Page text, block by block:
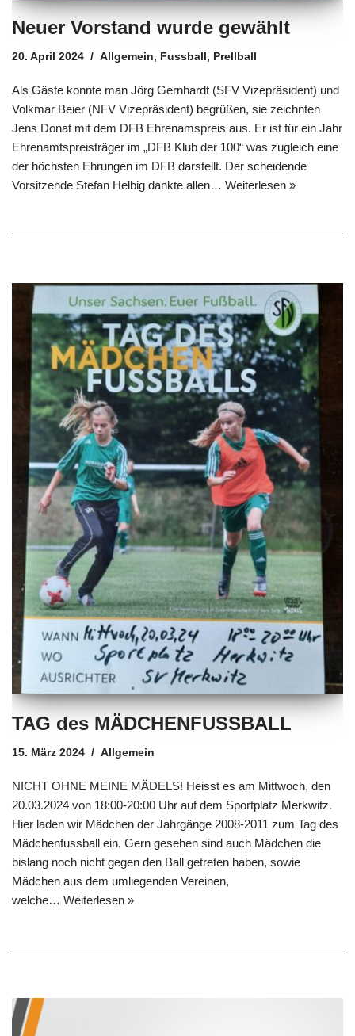
Neuer Vorstand wurde gewählt
20. April 2024 Allgemein, Fussball , Prellball
Als Gäste konnte man Jörg Gernhardt (SFV Vizepräsident) und
Volkmar Beier (NFV Vizepräsident) begrüßen, sie zeichnten
Jens Donat mit dem DFB Ehrenamspreis aus. Er ist für ein Jahr
Ehrenamtspreisträger im „DFB Klub der 100“ was zugleich eine
der höchsten Ehrungen im DFB darstellt. Der scheidende
Vorsitzende Stefan Helbig dankte allen… Weiterlesen »
TAG des MÄDCHENFUSSBALL
15. März 2024 Allgemein
NICHT OHNE MEINE MÄDELS! Heisst es am Mittwoch, den
20.03.2024 von 18:00-20:00 Uhr auf dem Sportplatz Merkwitz.
Hier laden wir Mädchen der Jahrgänge 2008-2011 zum Tag des
Mädchenfussball ein. Gern gesehen sind auch Mädchen die
bislang noch nicht gegen den Ball getreten haben, sowie
Mädchen aus dem umliegenden Vereinen,
welche… Weiterlesen »